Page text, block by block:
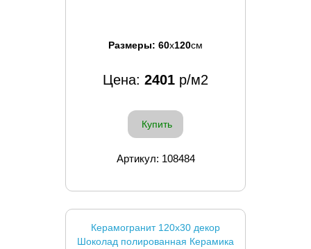
Размеры: 60x120см
Цена: 2401 р/м2
Купить
Артикул: 108484
Керамогранит 120x30 декор
Шоколад полированная Керамика